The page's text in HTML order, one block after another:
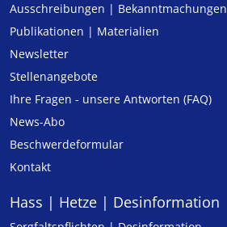
Ausschreibungen | Bekanntmachungen
Publikationen | Materialien
Newsletter
Stellenangebote
Ihre Fragen - unsere Antworten (FAQ)
News-Abo
Beschwerdeformular
Kontakt
Hass | Hetze | Desinformation